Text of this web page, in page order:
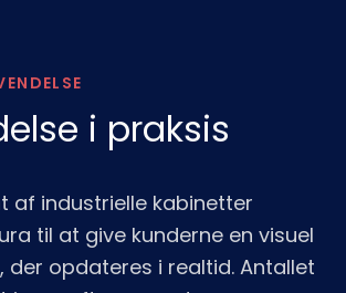
i praksis
af industrielle kabinetter
til at give kunderne en visuel
der opdateres i realtid. Antallet